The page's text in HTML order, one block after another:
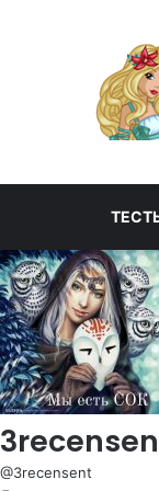
@3recensent